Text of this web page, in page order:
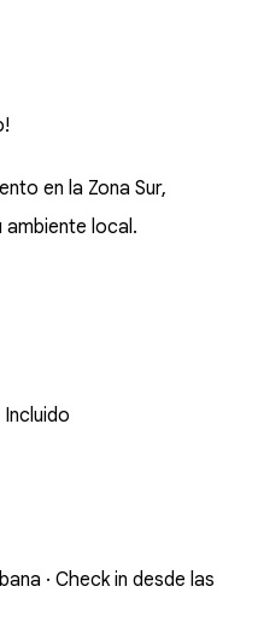
en la Zona Sur,
local.
· Check in desde las